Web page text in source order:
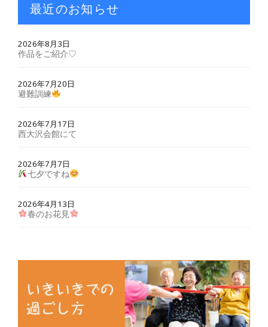
最近のお知らせ
2026年8月3日
作品をご紹介♡
2026年7月20日
避難訓練
2026年7月17日
西大沢会館にて
2026年7月7日
七夕ですね
2026年4月13日
春のお花見